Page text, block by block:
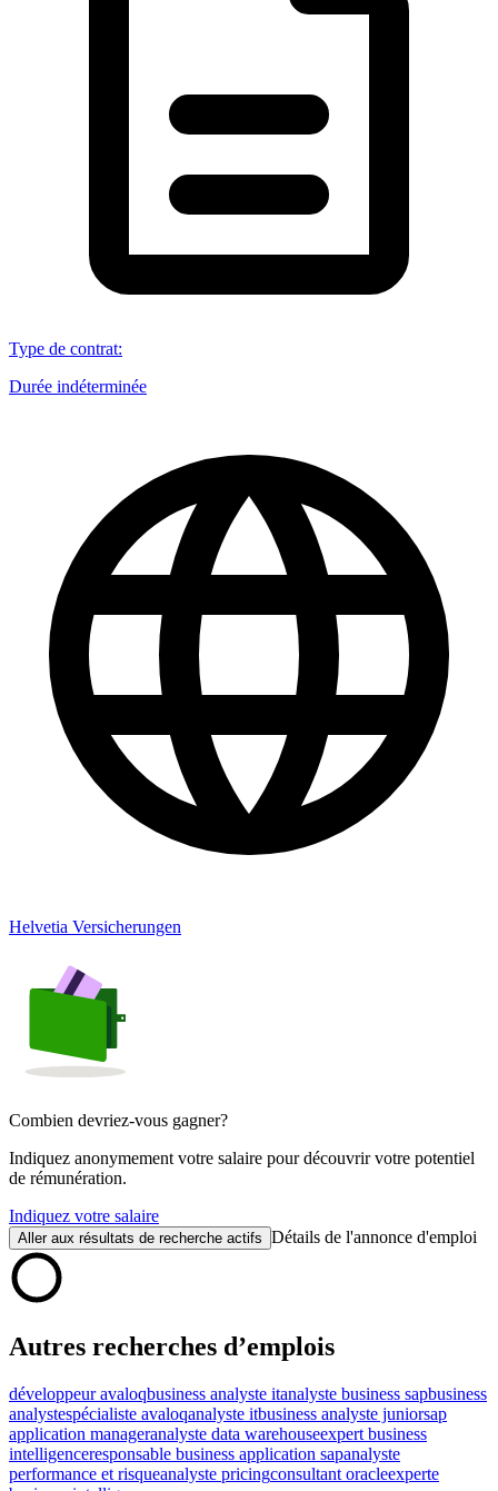
Type de contrat:
Durée indéterminée
Helvetia Versicherungen
Combien devriez-vous gagner?
Indiquez anonymement votre salaire pour découvrir votre potentiel
de rémunération.
Indiquez votre salaire
Aller aux résultats de recherche actifs Détails de l'annonce d'emploi
Autres recherches d’emplois
développeur avaloqbusiness analyste itanalyste business sapbusiness
analystespécialiste avaloqanalyste itbusiness analyste juniorsap
application manageranalyste data warehouseexpert business
intelligenceresponsable business application sapanalyste
performance et risqueanalyste pricingconsultant oracleexperte